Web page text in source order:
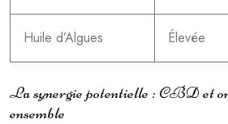
Huile d’Algues Élevée
La synergie potentielle : CBD et
ensemble